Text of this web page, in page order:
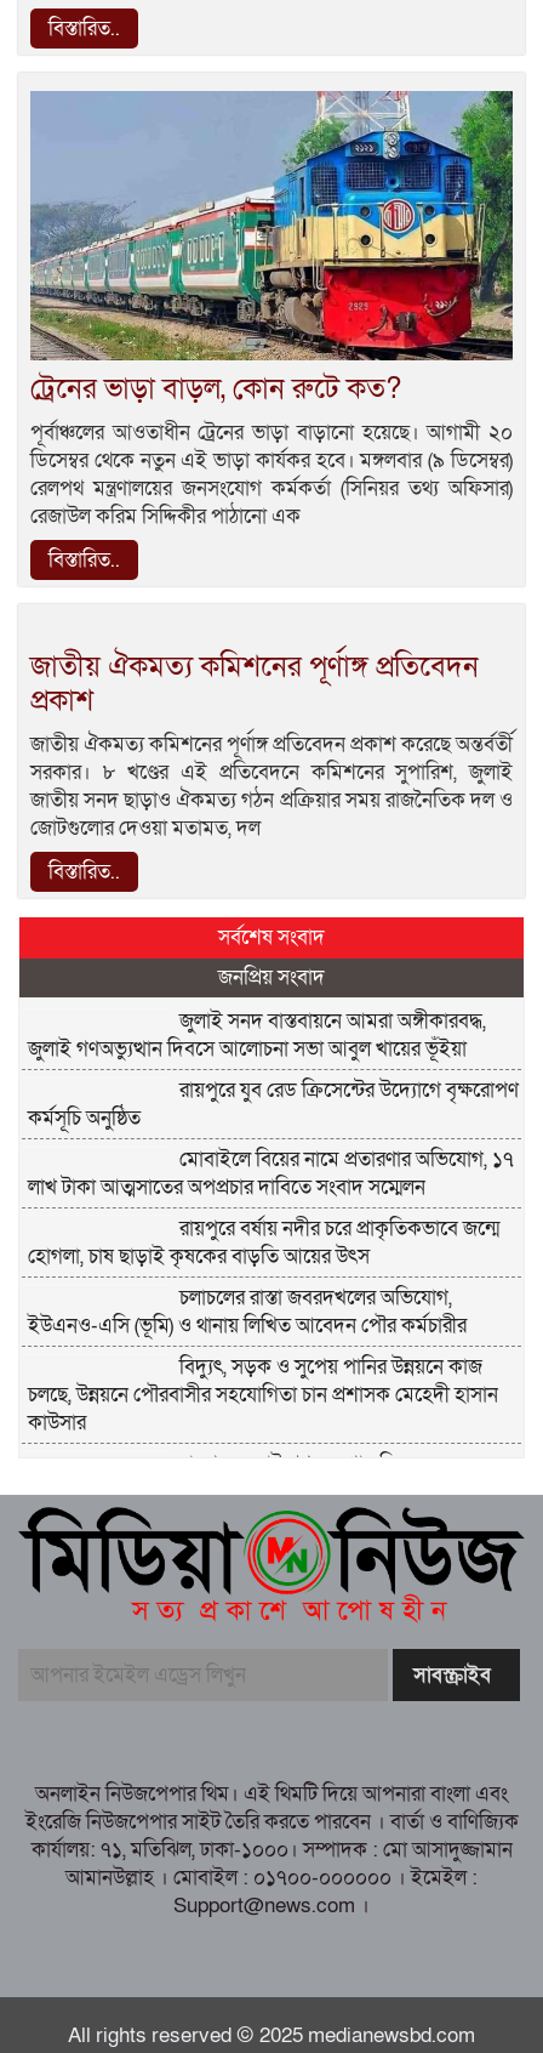
বিস্তারিত..
ট্রেনের ভাড়া বাড়ল, কোন রুটে কত?
পূর্বাঞ্চলের আওতাধীন ট্রেনের ভাড়া বাড়ানো হয়েছে। আগামী ২০
ডিসেম্বর থেকে নতুন এই ভাড়া কার্যকর হবে। মঙ্গলবার (৯ ডিসেম্বর)
রেলপথ মন্ত্রণালয়ের জনসংযোগ কর্মকর্তা (সিনিয়র তথ্য অফিসার)
রেজাউল করিম সিদ্দিকীর পাঠানো এক
বিস্তারিত..
জাতীয় ঐকমত্য কমিশনের পূর্ণাঙ্গ প্রতিবেদন
প্রকাশ
জাতীয় ঐকমত্য কমিশনের পূর্ণাঙ্গ প্রতিবেদন প্রকাশ করেছে অন্তর্বর্তী
সরকার। ৮ খণ্ডের এই প্রতিবেদনে কমিশনের সুপারিশ, জুলাই
জাতীয় সনদ ছাড়াও ঐকমত্য গঠন প্রক্রিয়ার সময় রাজনৈতিক দল ও
জোটগুলোর দেওয়া মতামত, দল
বিস্তারিত..
সর্বশেষ সংবাদ
জনপ্রিয় সংবাদ
জুলাই সনদ বাস্তবায়নে আমরা অঙ্গীকারবদ্ধ,
জুলাই গণঅভ্যুত্থান দিবসে আলোচনা সভা আবুল খায়ের ভূঁইয়া
রায়পুরে যুব রেড ক্রিসেন্টের উদ্যোগে বৃক্ষরোপণ
কর্মসূচি অনুষ্ঠিত
মোবাইলে বিয়ের নামে প্রতারণার অভিযোগ, ১৭
লাখ টাকা আত্মসাতের অপপ্রচার দাবিতে সংবাদ সম্মেলন
রায়পুরে বর্ষায় নদীর চরে প্রাকৃতিকভাবে জন্মে
হোগলা, চাষ ছাড়াই কৃষকের বাড়তি আয়ের উৎস
চলাচলের রাস্তা জবরদখলের অভিযোগ,
ইউএনও-এসি (ভূমি) ও থানায় লিখিত আবেদন পৌর কর্মচারীর
বিদ্যুৎ, সড়ক ও সুপেয় পানির উন্নয়নে কাজ
চলছে, উন্নয়নে পৌরবাসীর সহযোগিতা চান প্রশাসক মেহেদী হাসান
কাউসার
রায়পুরে জুলাই গণঅভ্যুত্থান দিবস-২০২৬
উদযাপন উপলক্ষে প্রস্তুতি সভা অনুষ্ঠিত
আইসিইউতে জীবন-মৃত্যুর সন্ধিক্ষণে মানিক,
চিকিৎসায় মানবিক সহায়তার আবেদন
ঐক্যের মাধ্যমেই উন্নয়নের অগ্রযাত্রা অব্যাহত
রাখা সম্ভব” রায়পুরে উত্তর চর আবাবিল ইউনিয়ন
যুবদলের কর্মীসভায় আবুল খায়ের ভূঁইয়া
অনলাইন নিউজপেপার থিম। এই থিমটি দিয়ে আপনারা বাংলা এবং
ইংরেজি নিউজপেপার সাইট তৈরি করতে পারবেন । বার্তা ও বাণিজ্যিক
কার্যালয়: ৭১, মতিঝিল, ঢাকা-১০০০। সম্পাদক : মো আসাদুজ্জামান
আমানউল্লাহ । মোবাইল : ০১৭০০-০০০০০০ । ইমেইল :
Support@news.com ।
All rights reserved © 2025 medianewsbd.com